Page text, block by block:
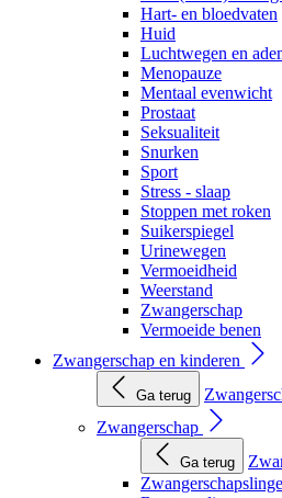
Hart- en bloedvaten
Huid
Luchtwegen en
Menopauze
Mentaal evenwicht
Prostaat
Seksualiteit
Snurken
Sport
Stress - slaap
Stoppen met roken
Suikerspiegel
Urinewegen
Vermoeidheid
Weerstand
Zwangerschap
Vermoeide benen
Zwangerschap en kinderen
Ga terug
Zwangerschap
Ga terug